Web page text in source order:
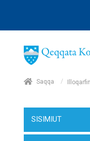
Saqqa /
SISIMIUT